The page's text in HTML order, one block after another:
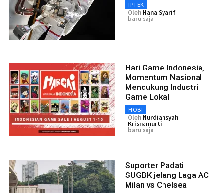
IPTEK
Oleh Hana Syarif
baru saja
Hari Game Indonesia,
Momentum Nasional
Mendukung Industri
Game Lokal
HOBI
Oleh Nurdiansyah
Krisnamurti
baru saja
Suporter Padati
SUGBK jelang Laga AC
Milan vs Chelsea